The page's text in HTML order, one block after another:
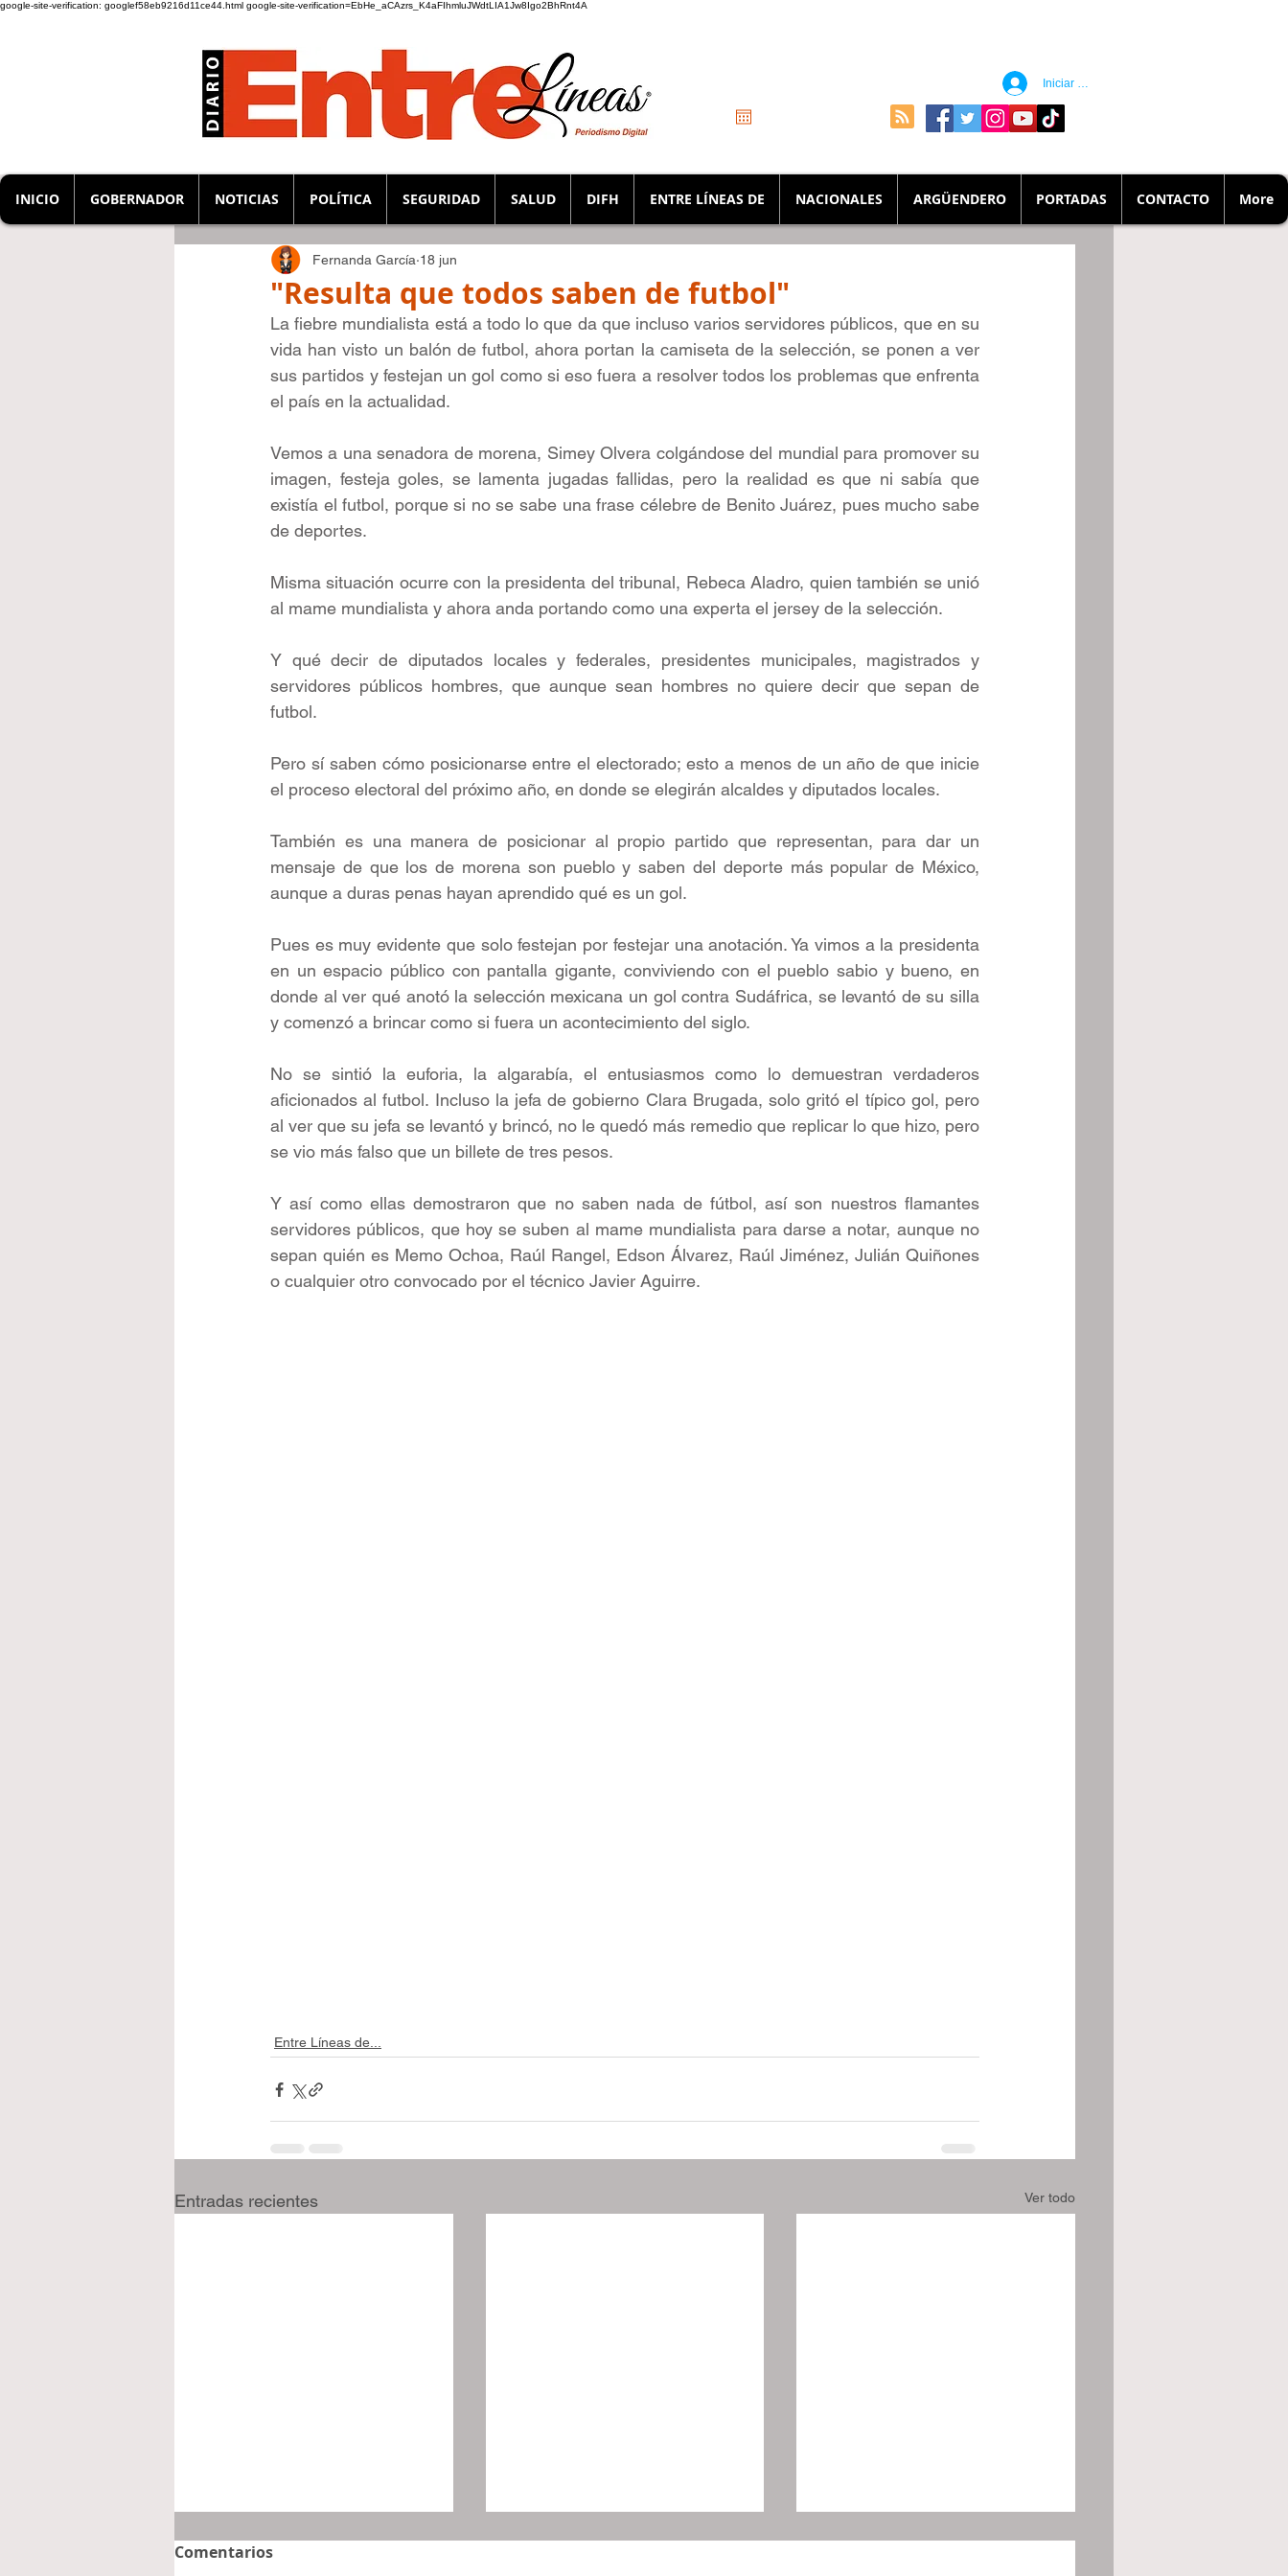
google-site-verification: googlef58eb9216d11ce44.html google-site-verification=EbHe_aCAzrs_K4aFIhmluJWdtLIA1Jw8Igo2BhRnt4A
Iniciar sesión
INICIO GOBERNADOR NOTICIAS POLÍTICA SEGURIDAD SALUD DIFH ENTRE LÍNEAS DE NACIONALES ARGÜENDERO PORTADAS CONTACTO More
"Resulta que todos saben de futbol"
Fernanda García 18 jun
La fiebre mundialista está a todo lo que da que incluso varios servidores públicos, que en su
vida han visto un balón de futbol, ahora portan la camiseta de la selección, se ponen a ver
sus partidos y festejan un gol como si eso fuera a resolver todos los problemas que enfrenta
el país en la actualidad.
Vemos a una senadora de morena, Simey Olvera colgándose del mundial para promover su
imagen, festeja goles, se lamenta jugadas fallidas, pero la realidad es que ni sabía que
existía el futbol, porque si no se sabe una frase célebre de Benito Juárez, pues mucho sabe
de deportes.
Misma situación ocurre con la presidenta del tribunal, Rebeca Aladro, quien también se unió
al mame mundialista y ahora anda portando como una experta el jersey de la selección.
Y qué decir de diputados locales y federales, presidentes municipales, magistrados y
servidores públicos hombres, que aunque sean hombres no quiere decir que sepan de
futbol.
Pero sí saben cómo posicionarse entre el electorado; esto a menos de un año de que inicie
el proceso electoral del próximo año, en donde se elegirán alcaldes y diputados locales.
También es una manera de posicionar al propio partido que representan, para dar un
mensaje de que los de morena son pueblo y saben del deporte más popular de México,
aunque a duras penas hayan aprendido qué es un gol.
Pues es muy evidente que solo festejan por festejar una anotación. Ya vimos a la presidenta
en un espacio público con pantalla gigante, conviviendo con el pueblo sabio y bueno, en
donde al ver qué anotó la selección mexicana un gol contra Sudáfrica, se levantó de su silla
y comenzó a brincar como si fuera un acontecimiento del siglo.
No se sintió la euforia, la algarabía, el entusiasmos como lo demuestran verdaderos
aficionados al futbol. Incluso la jefa de gobierno Clara Brugada, solo gritó el típico gol, pero
al ver que su jefa se levantó y brincó, no le quedó más remedio que replicar lo que hizo, pero
se vio más falso que un billete de tres pesos.
Y así como ellas demostraron que no saben nada de fútbol, así son nuestros flamantes
servidores públicos, que hoy se suben al mame mundialista para darse a notar, aunque no
sepan quién es Memo Ochoa, Raúl Rangel, Edson Álvarez, Raúl Jiménez, Julián Quiñones
o cualquier otro convocado por el técnico Javier Aguirre.
Entre Líneas de...
Entradas recientes Ver todo
Comentarios